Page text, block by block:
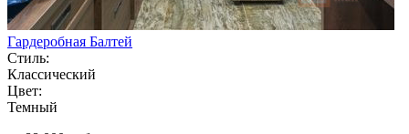
Гардеробная Балтей
Стиль:
Классический
Цвет:
Темный